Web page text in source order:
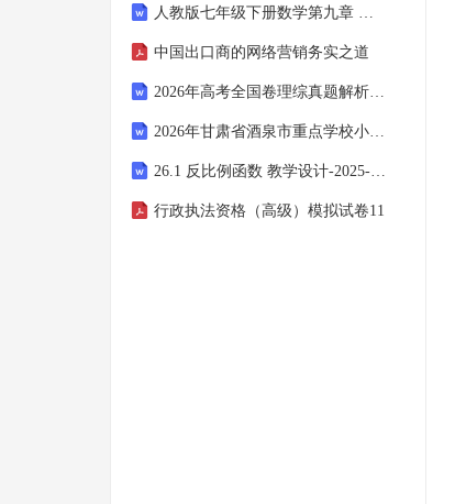
人教版七年级下册数学第九章 平面直角坐标系 单元测试卷
中国出口商的网络营销务实之道
2026年高考全国卷理综真题解析含答案
2026年甘肃省酒泉市重点学校小升初数学考试题库(含答案)
26.1 反比例函数 教学设计-2025-2026学年人教版九年级数学下册
行政执法资格（高级）模拟试卷11